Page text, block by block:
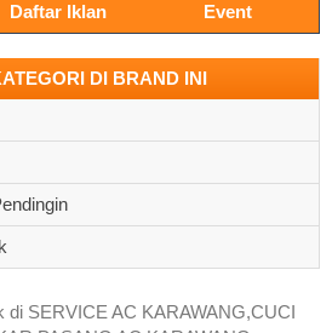
Daftar Iklan Event
DI BRAND INI
di SERVICE AC KARAWANG,CUCI